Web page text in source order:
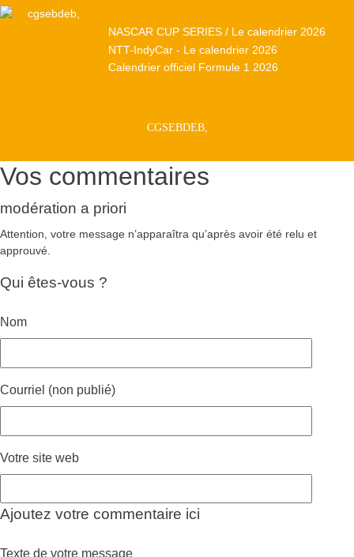
NASCAR CUP SERIES / Le calendrier 2026
NTT-IndyCar - Le calendrier 2026
Calendrier officiel Formule 1 2026
CGSEBDEB,
Vos commentaires
modération a priori
Attention, votre message n’apparaîtra qu’après avoir été relu et
approuvé.
Qui êtes-vous ?
Nom
Courriel (non publié)
Votre site web
Ajoutez votre commentaire ici
Texte de votre message